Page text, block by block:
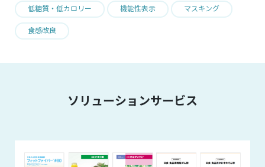
低糖質・低カロリー 機能性表示 マスキング
食感改良
ソリューションサービス